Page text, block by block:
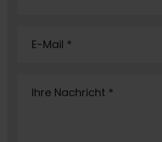
E-Mail *
Ihre Nachricht *